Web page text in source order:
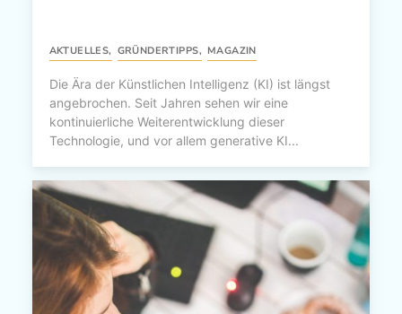
AKTUELLES, GRÜNDERTIPPS, MAGAZIN
Die Ära der Künstlichen Intelligenz (KI) ist längst
angebrochen. Seit Jahren sehen wir eine
kontinuierliche Weiterentwicklung dieser
Technologie, und vor allem generative KI...